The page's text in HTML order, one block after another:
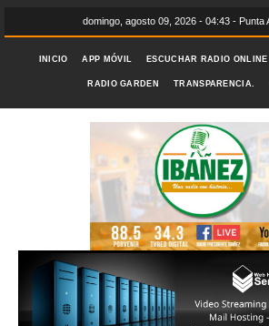
domingo, agosto 09, 2026 - 04:43 - Punta
INICIO APP MÓVIL ESCUCHAR RADIO ONLINE
RADIO GARDEN TRANSPARENCIA.